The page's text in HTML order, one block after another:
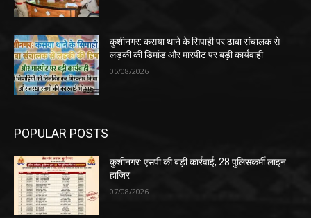
कुशीनगर: कसया थाने के सिपाही पर ढाबा संचालक से
लड़की की डिमांड और मारपीट पर बड़ी कार्यवाही
05/08/2026
POPULAR POSTS
कुशीनगर: एसपी की बड़ी कार्रवाई, 28 पुलिसकर्मी लाइन
हाजिर
07/08/2026